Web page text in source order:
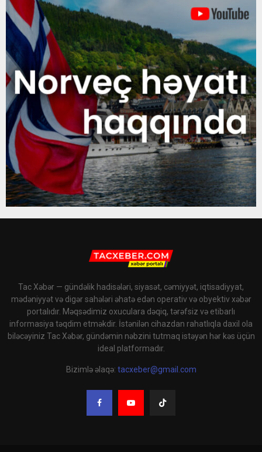
Tac Xəbər — gündəlik hadisələri, siyasət, cəmiyyət, iqtisadiyyat,
mədəniyyət və digər sahələri əhatə edən operativ və obyektiv xəbər
portalıdır. Məqsədimiz oxuculara dəqiq, tərəfsiz və etibarlı
informasiya təqdim etməkdir. İstənilən cihazdan rahatlıqla daxil ola
biləcəyiniz Tac Xəbər, gündəmin nəbzini tutmaq istəyən hər kəs üçün
ideal platformadır.
Bizimlə əlaqə: tacxeber@gmail.com